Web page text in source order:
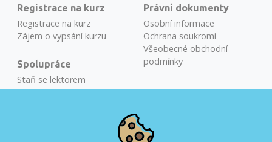
Registrace na kurz
Registrace na kurz
Zájem o vypsání kurzu
Spolupráce
Staň se lektorem
Najdeme vám talenty
Právní dokumenty
Osobní informace
Ochrana soukromí
Všeobecné obchodní
podmínky